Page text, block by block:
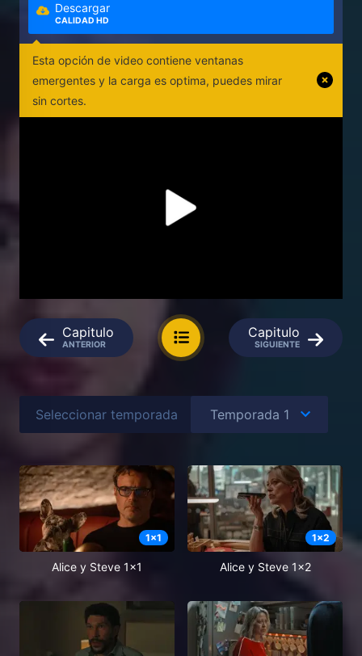
Descargar
CALIDAD HD
Esta opción de video contiene ventanas
emergentes y la carga es optima, puedes mirar
sin cortes.
Capitulo
ANTERIOR
Capitulo
SIGUIENTE
Seleccionar temporada
1x1
Alice y Steve 1x1
1x2
Alice y Steve 1x2